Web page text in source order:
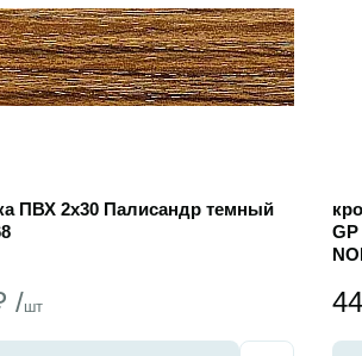
ПВХ 2х30 Палисандр темный
/шт 44